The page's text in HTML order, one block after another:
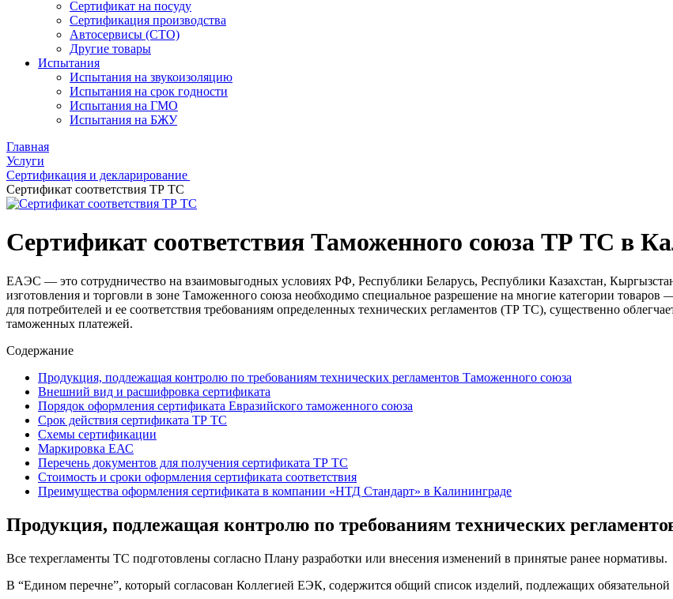
Сертификат на посуду
Сертификация производства
Автосервисы (СТО)
Другие товары
Испытания
Испытания на звукоизоляцию
Испытания на срок годности
Испытания на ГМО
Испытания на БЖУ
Главная
Услуги
Сертификация и декларирование
Сертификат соответствия ТР ТС
Сертификат соответствия Таможенного союза ТР ТС в
ЕАЭС — это сотрудничество на взаимовыгодных условиях РФ, Республики Беларусь, Республики Казахстан,
изготовления и торговли в зоне Таможенного союза необходимо специальное разрешение на многие категории
для потребителей и ее соответствия требованиям определенных технических регламентов (ТР ТС), существенно
таможенных платежей.
Содержание
Продукция, подлежащая контролю по требованиям технических регламентов Таможенного союза
Внешний вид и расшифровка сертификата
Порядок оформления сертификата Евразийского таможенного союза
Срок действия сертификата ТР ТС
Схемы сертификации
Маркировка ЕАС
Перечень документов для получения сертификата ТР ТС
Стоимость и сроки оформления сертификата соответствия
Преимущества оформления сертификата в компании «НТД Стандарт» в Калининграде
Продукция, подлежащая контролю по требованиям технических
Все техрегламенты ТС подготовлены согласно Плану разработки или внесения изменений в принятые ранее нормативы.
В “Едином перечне”, который согласован Коллегией ЕЭК, содержится общий список изделий, подлежащих обязательной